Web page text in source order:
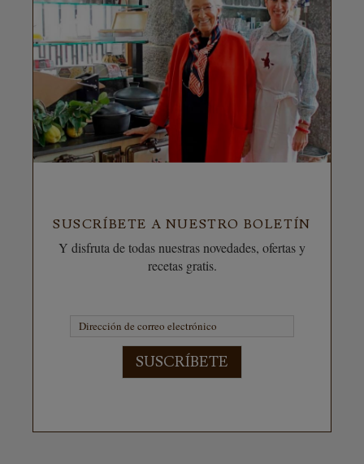
SUSCRÍBETE A NUESTRO BOLETÍN
Y disfruta de todas nuestras novedades, ofertas y
recetas gratis.
SUSCRÍBETE